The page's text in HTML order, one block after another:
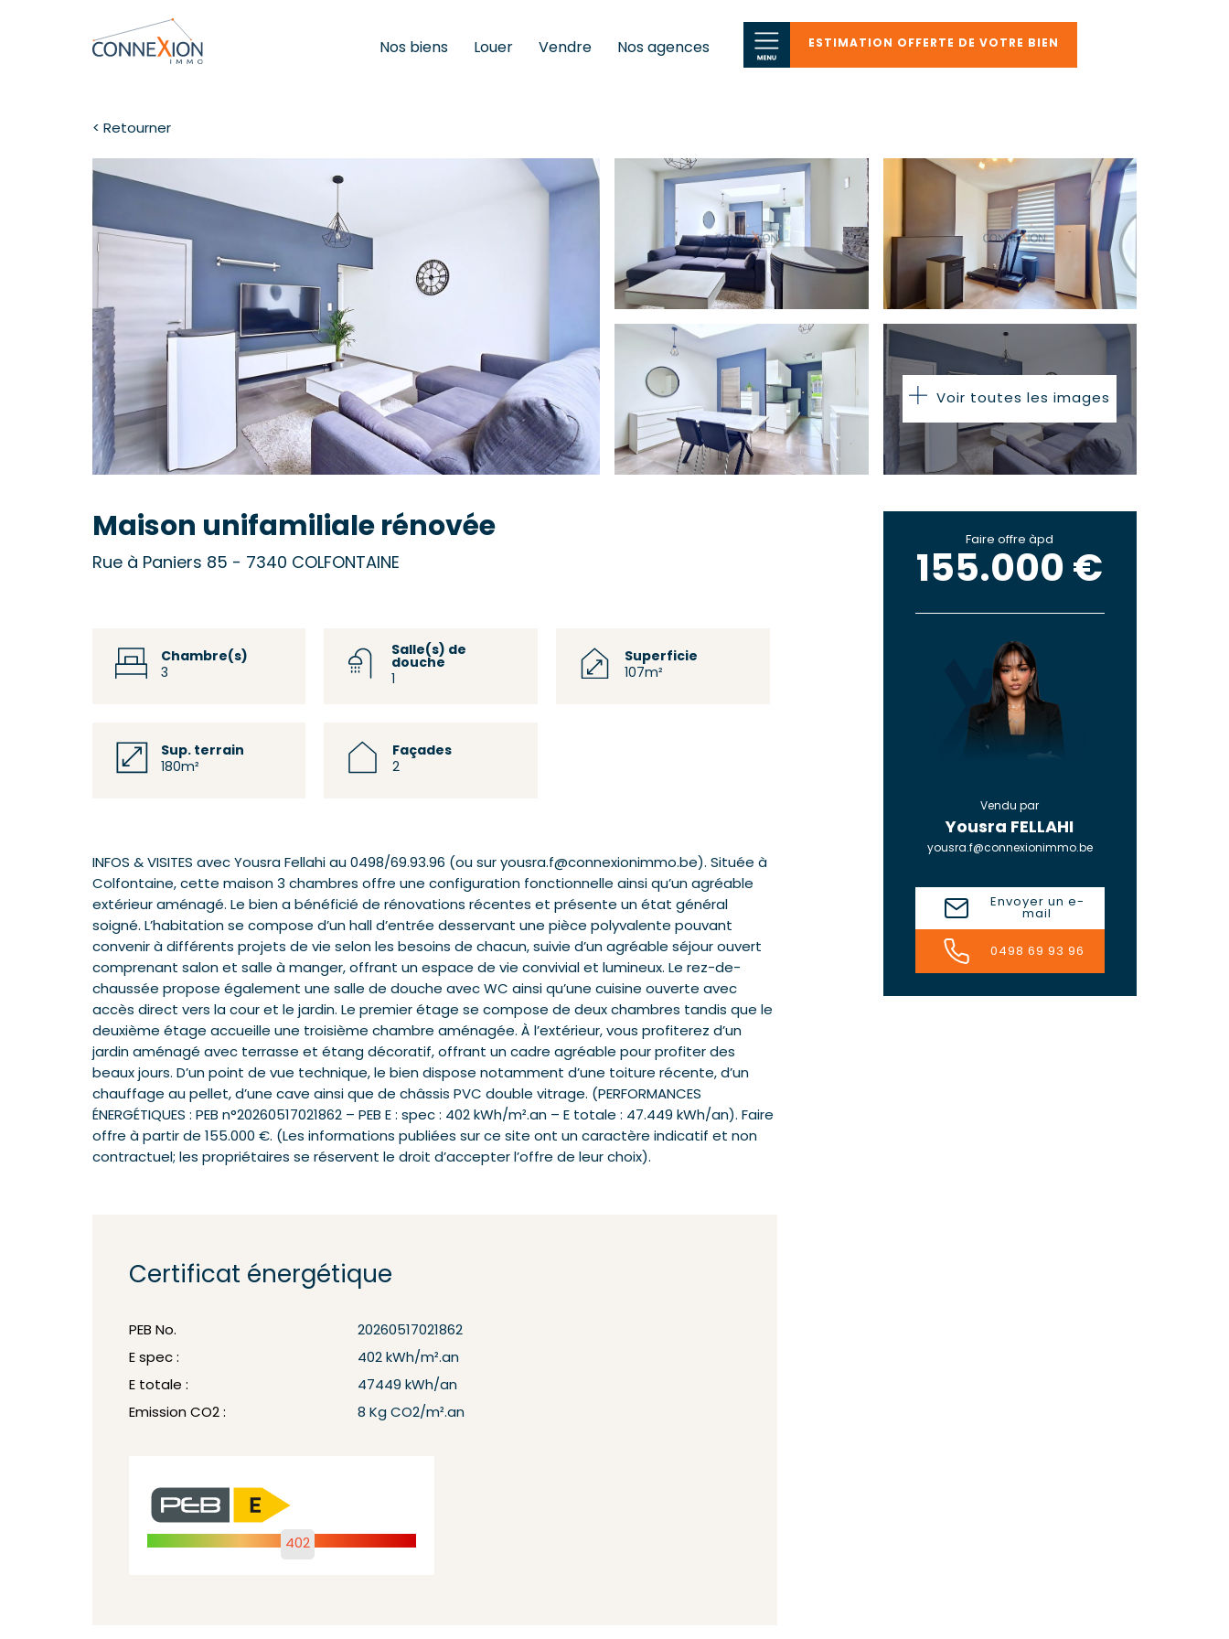
Nos biens Louer Vendre Nos agences ESTIMATION OFFERTE DE VOTRE BIEN
< Retourner
Voir toutes les images
Maison unifamiliale rénovée
Rue à Paniers 85 - 7340 COLFONTAINE
Chambre(s)
3
Salle(s) de
douche
1
Superficie
107m²
Sup. terrain
180m²
Façades
2
INFOS & VISITES avec Yousra Fellahi au 0498/69.93.96 (ou sur yousra.f@connexionimmo.be). Située à
Colfontaine, cette maison 3 chambres offre une configuration fonctionnelle ainsi qu’un agréable
extérieur aménagé. Le bien a bénéficié de rénovations récentes et présente un état général
soigné. L’habitation se compose d’un hall d’entrée desservant une pièce polyvalente pouvant
convenir à différents projets de vie selon les besoins de chacun, suivie d’un agréable séjour ouvert
comprenant salon et salle à manger, offrant un espace de vie convivial et lumineux. Le rez-de-
chaussée propose également une salle de douche avec WC ainsi qu’une cuisine ouverte avec
accès direct vers la cour et le jardin. Le premier étage se compose de deux chambres tandis que le
deuxième étage accueille une troisième chambre aménagée. À l’extérieur, vous profiterez d’un
jardin aménagé avec terrasse et étang décoratif, offrant un cadre agréable pour profiter des
beaux jours. D’un point de vue technique, le bien dispose notamment d’une toiture récente, d’un
chauffage au pellet, d’une cave ainsi que de châssis PVC double vitrage. (PERFORMANCES
ÉNERGÉTIQUES : PEB n°20260517021862 – PEB E : spec : 402 kWh/m².an – E totale : 47.449 kWh/an). Faire
offre à partir de 155.000 €. (Les informations publiées sur ce site ont un caractère indicatif et non
contractuel; les propriétaires se réservent le droit d’accepter l’offre de leur choix).
Certificat énergétique
PEB No.
20260517021862
E spec :
402 kWh/m².an
E totale :
47449 kWh/an
Emission CO2 :
8 Kg CO2/m².an
402
Faire offre àpd
155.000 €
Vendu par
Yousra FELLAHI
yousra.f@connexionimmo.be
Envoyer un e-
mail
0498 69 93 96